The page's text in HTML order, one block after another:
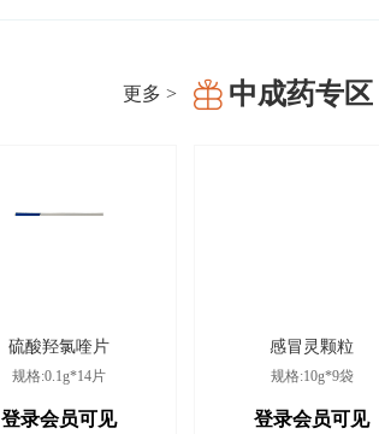
峨眉山市九里镇吴庵村 2026/8/5
更多 >
硫酸羟氯喹片
规格:0.1g*14片
登录会员可见
中成药专区
感冒灵颗粒
规格:10g*9袋
登录会员可见